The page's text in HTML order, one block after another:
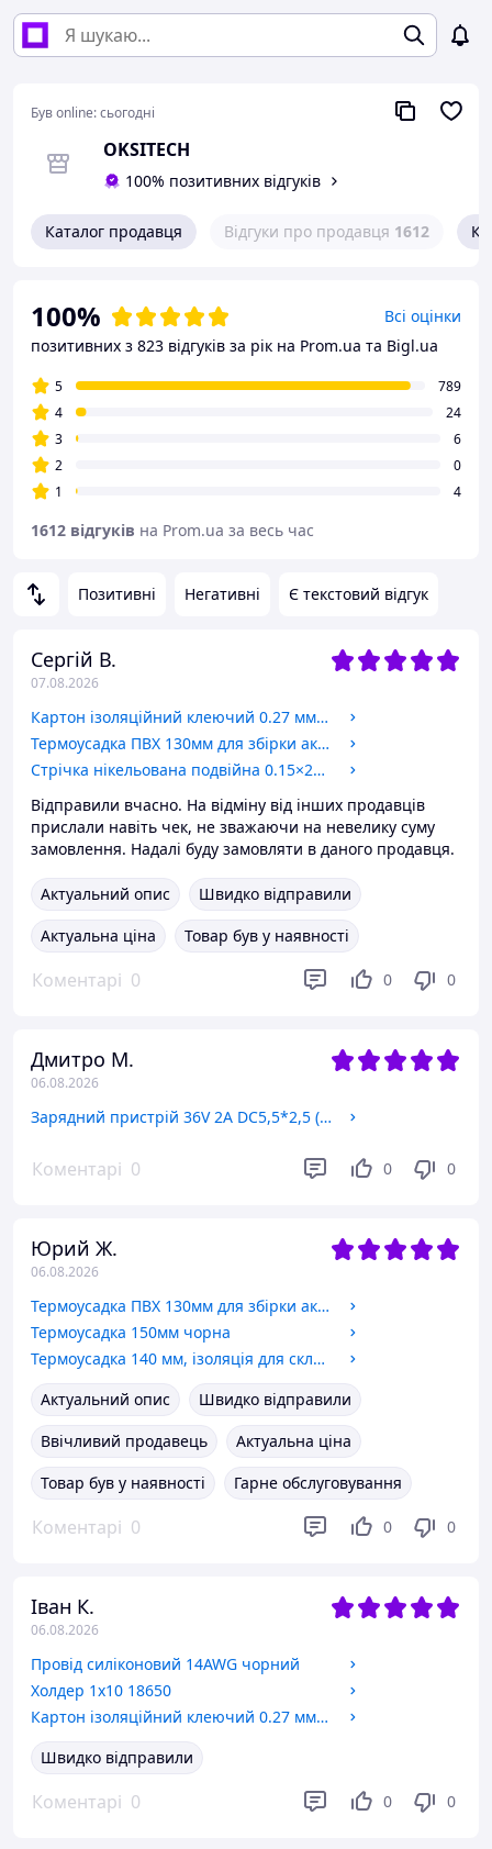
Був online:сьогодні
OKSITECH
100% позитивних відгуків
Каталог продавця Відгуки про продавця 1612
Позитивні Негативні Є текстовий відгук
Сергій В.
07.08.2026
Картон ізоляційний клеючий 0.27 мм х 70 мм, 1 метр
Термоусадка ПВХ 130мм для збірки акумуляторів
Стрічка нікельована подвійна 0.15×27,2x20,2mm 18650 холдерна
Відправили вчасно. На відміну від інших продавців
прислали навіть чек, не зважаючи на невелику суму
замовлення. Надалі буду замовляти в даного продавця.
Актуальний опис
Швидко відправили
Актуальна ціна
Товар був у наявності
Коментарі 0 0 0
Дмитро М.
06.08.2026
Зарядний пристрій 36V 2A DC5,5*2,5 (42V)
Коментарі 0 0 0
Юрий Ж.
06.08.2026
Термоусадка ПВХ 130мм для збірки акумуляторів
Термоусадка 150мм чорна
Термоусадка 140 мм, ізоляція для складання 2P акумуляторів, 1 м
Актуальний опис
Швидко відправили
Ввічливий продавець
Актуальна ціна
Товар був у наявності
Гарне обслуговування
Коментарі 0 0 0
Іван К.
06.08.2026
Провід силіконовий 14AWG чорний
Холдер 1х10 18650
Картон ізоляційний клеючий 0.27 мм х 50 мм, 1 метр
Швидко відправили
Коментарі 0 0 0
100%
Всі оцінки
позитивних з 823 відгуків за рік на Prom.ua та Bigl.ua
5
789
4
24
3
6
2
0
1
4
1612 відгуків на Prom.ua за весь час